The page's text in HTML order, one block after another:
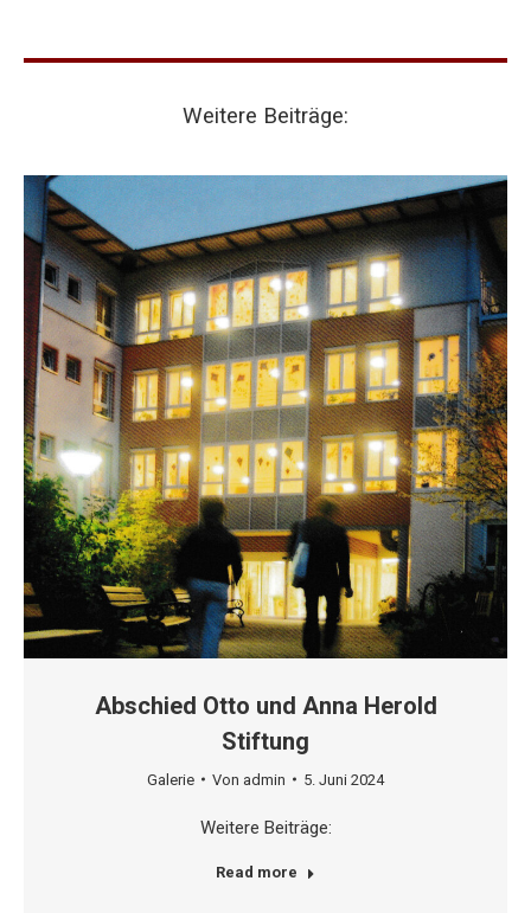
Weitere Beiträge:
Abschied Otto und Anna Herold
Stiftung
Galerie Von admin 5. Juni 2024
Weitere Beiträge:
Read more